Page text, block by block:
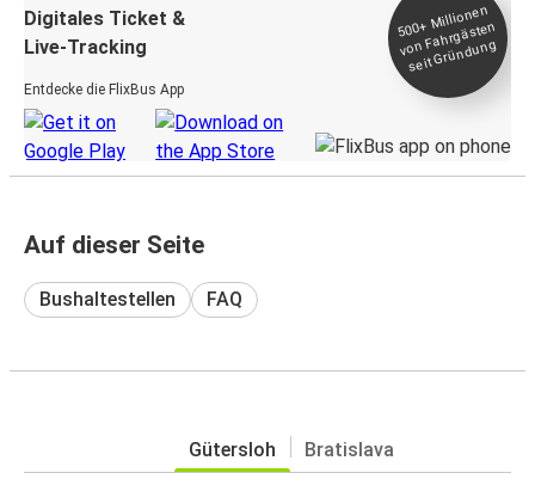
Digitales Ticket &
Live-Tracking
Entdecke die FlixBus App
500+
Millionen
von Fahrgästen
seit
Gründung
Auf dieser Seite
Bushaltestellen FAQ
Gütersloh Bratislava